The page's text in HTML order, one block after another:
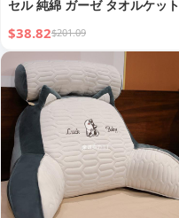
セル 純綿 ガーゼ タオルケット
$38.82$201.09